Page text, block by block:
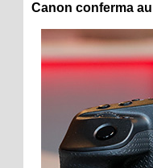
Canon conferma